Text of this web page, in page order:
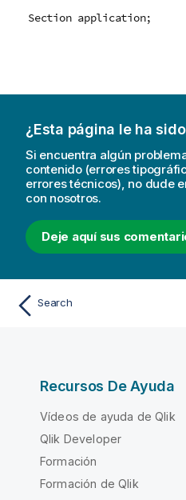
Section application;
¿Esta página le ha
Si encuentra algún
contenido (errores
errores técnicos), no dude
con nosotros.
Deje aquí sus
Search
Recursos De Ayuda
Vídeos de ayuda de Qlik
Qlik Developer
Formación
Formación de Qlik